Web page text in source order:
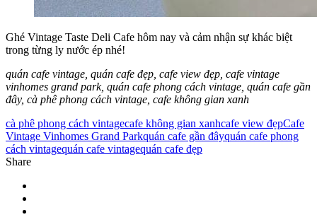
Ghé Vintage Taste Deli Cafe hôm nay và cảm nhận sự khác biệt
trong từng ly nước ép nhé!
quán cafe vintage, quán cafe đẹp, cafe view đẹp, cafe vintage
vinhomes grand park, quán cafe phong cách vintage, quán cafe gần
đây, cà phê phong cách vintage, cafe không gian xanh
cà phê phong cách vintagecafe không gian xanhcafe view đẹpCafe
Vintage Vinhomes Grand Parkquán cafe gần đâyquán cafe phong
cách vintagequán cafe vintagequán cafe đẹp
Share